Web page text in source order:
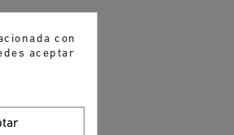
con
aceptar